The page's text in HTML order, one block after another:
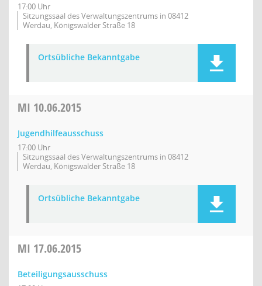
17:00 Uhr
Sitzungssaal des Verwaltungszentrums in 08412
Werdau, Königswalder Straße 18
Ortsübliche Bekanntgabe
MI 10.06.2015
Jugendhilfeausschuss
17:00 Uhr
Sitzungssaal des Verwaltungszentrums in 08412
Werdau, Königswalder Straße 18
Ortsübliche Bekanntgabe
MI 17.06.2015
Beteiligungsausschuss